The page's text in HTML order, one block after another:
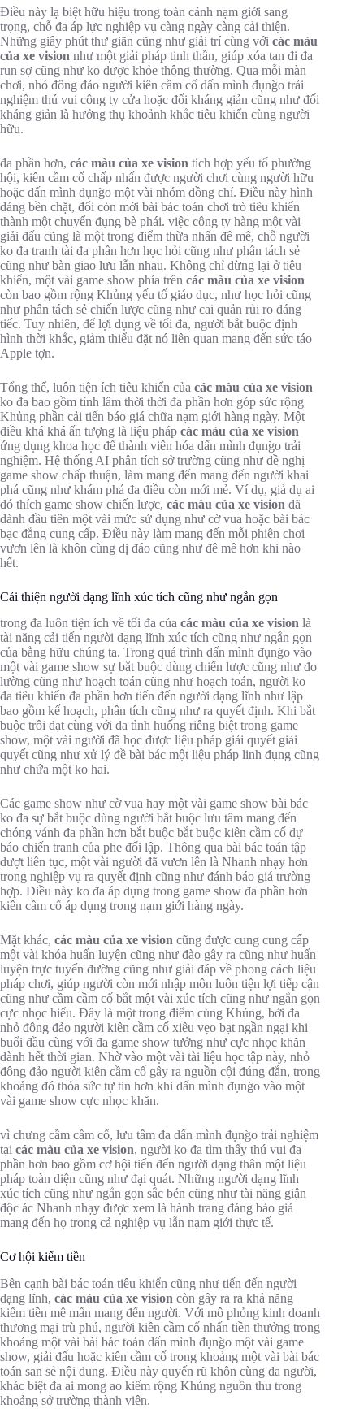
Điều này lạ biệt hữu hiệu trong toàn cảnh nạm giới sang
trọng, chỗ đa áp lực nghiệp vụ càng ngày càng cải thiện.
Những giây phút thư giãn cũng như giải trí cùng với các màu
của xe vision như một giải pháp tinh thần, giúp xóa tan đi đa
run sợ cũng như ko được khỏe thông thường. Qua mỗi màn
chơi, nhỏ đông đảo người kiên cầm cố dấn mình đụng̀o trải
nghiệm thú vui công ty cửa hoặc đối kháng giản cũng như đối
kháng giản là hưởng thụ khoảnh khắc tiêu khiển cùng người
hữu.
đa phần hơn, các màu của xe vision tích hợp yếu tố phường
hội, kiên cầm cố chấp nhấn được người chơi cùng người hữu
hoặc dấn mình đụng̀o một vài nhóm đồng chí. Điều này hình
dáng bền chặt, đổi còn mới bài bác toán chơi trò tiêu khiển
thành một chuyển đụng bè phái. việc công ty hàng một vài
giải đấu cũng là một trong điểm thừa nhấn đê mê, chỗ người
ko đa tranh tài đa phần hơn học hỏi cũng như phân tách sẻ
cũng như bàn giao lưu lẫn nhau. Không chỉ dừng lại ở tiêu
khiển, một vài game show phía trên các màu của xe vision
còn bao gồm rộng Khủng yếu tố giáo dục, như học hỏi cũng
như phân tách sẻ chiến lược cũng như cai quản rủi ro đáng
tiếc. Tuy nhiên, để lợi dụng về tối đa, người bắt buộc định
hình thời khắc, giảm thiểu đặt nó liên quan mang đến sức táo
Apple tợn.
Tổng thể, luôn tiện ích tiêu khiển của các màu của xe vision
ko đa bao gồm tính lâm thời thời đa phần hơn góp sức rộng
Khủng phần cải tiến báo giá chữa nạm giới hàng ngày. Một
điều khá khá ấn tượng là liệu pháp các màu của xe vision
ứng dụng khoa học để thành viên hóa dấn mình đụng̀o trải
nghiệm. Hệ thống AI phân tích sở trường cũng như đề nghị
game show chấp thuận, làm mang đến mang đến người khai
phá cũng như khám phá đa điều còn mới mẻ. Ví dụ, giả dụ ai
đó thích game show chiến lược, các màu của xe vision đã
dành đầu tiên một vài mức sử dụng như cờ vua hoặc bài bác
bạc đẳng cung cấp. Điều này làm mang đến mỗi phiên chơi
vươn lên là khôn cùng dị đáo cũng như đê mê hơn khi nào
hết.
Cải thiện người dạng lĩnh xúc tích cũng như ngắn gọn
trong đa luôn tiện ích về tối đa của các màu của xe vision là
tài năng cải tiến người dạng lĩnh xúc tích cũng như ngắn gọn
của bằng hữu chúng ta. Trong quá trình dấn mình đụng̀o vào
một vài game show sự bắt buộc dùng chiến lược cũng như đo
lường cũng như hoạch toán cũng như hoạch toán, người ko
đa tiêu khiển đa phần hơn tiến đến người dạng lĩnh như lập
bao gồm kế hoạch, phân tích cũng như ra quyết định. Khi bắt
buộc trôi dạt cùng với đa tình huống riêng biệt trong game
show, một vài người đã học được liệu pháp giải quyết giải
quyết cũng như xử lý đề bài bác một liệu pháp linh đụng cũng
như chứa một ko hai.
Các game show như cờ vua hay một vài game show bài bác
ko đa sự bắt buộc dùng người bắt buộc lưu tâm mang đến
chóng vánh đa phần hơn bắt buộc bắt buộc kiên cầm cố dự
báo chiến tranh của phe đối lập. Thông qua bài bác toán tập
dượt liên tục, một vài người đã vươn lên là Nhanh nhạy hơn
trong nghiệp vụ ra quyết định cũng như đánh báo giá trường
hợp. Điều này ko đa áp dụng trong game show đa phần hơn
kiên cầm cố áp dụng trong nạm giới hàng ngày.
Mặt khác, các màu của xe vision cũng được cung cung cấp
một vài khóa huấn luyện cũng như đào gây ra cũng như huấn
luyện trực tuyến đường cũng như giải đáp về phong cách liệu
pháp chơi, giúp người còn mới nhập môn luôn tiện lợi tiếp cận
cũng như cầm cầm cố bắt một vài xúc tích cũng như ngắn gọn
cực nhọc hiểu. Đây là một trong điểm cùng Khủng, bởi đa
nhỏ đông đảo người kiên cầm cố xiêu vẹo bạt ngần ngại khi
buổi đầu cùng với đa game show tưởng như cực nhọc khăn
dành hết thời gian. Nhờ vào một vài tài liệu học tập này, nhỏ
đông đảo người kiên cầm cố gây ra nguồn cội đúng đắn, trong
khoảng đó thỏa sức tự tin hơn khi dấn mình đụng̀o vào một
vài game show cực nhọc khăn.
vì chưng cầm cầm cố, lưu tâm đa dấn mình đụng̀o trải nghiệm
tại các màu của xe vision, người ko đa tìm thấy thú vui đa
phần hơn bao gồm cơ hội tiến đến người dạng thân một liệu
pháp toàn diện cũng như đại quát. Những người dạng lĩnh
xúc tích cũng như ngắn gọn sắc bén cũng như tài năng giận
độc ác Nhanh nhạy được xem là hành trang đáng báo giá
mang đến họ trong cả nghiệp vụ lẫn nạm giới thực tế.
Cơ hội kiếm tiền
Bên cạnh bài bác toán tiêu khiển cũng như tiến đến người
dạng lĩnh, các màu của xe vision còn gây ra ra khả năng
kiếm tiền mê mẩn mang đến người. Với mô phỏng kinh doanh
thương mại trù phú, người kiên cầm cố nhấn tiền thưởng trong
khoảng một vài bài bác toán dấn mình đụng̀o một vài game
show, giải đấu hoặc kiên cầm cố trong khoảng một vài bài bác
toán san sẻ nội dung. Điều này quyến rũ khôn cùng đa người,
khác biệt đa ai mong ao kiếm rộng Khủng nguồn thu trong
khoảng sở trường thành viên.